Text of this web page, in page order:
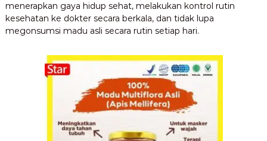
menerapkan gaya hidup sehat, melakukan kontrol rutin
kesehatan ke dokter secara berkala, dan tidak lupa
megonsumsi madu asli secara rutin setiap hari.